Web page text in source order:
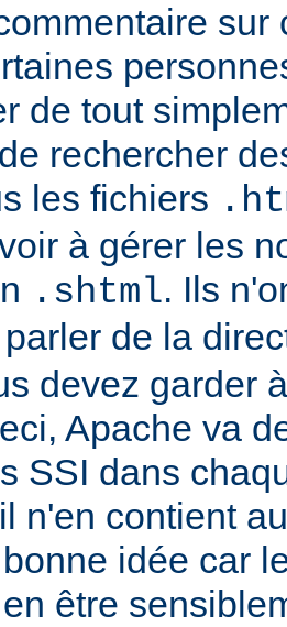
sur
de tout
rechercher
les fichiers
à gérer les
.shtml. Ils
de la
devez garder
Apache va
SSI dans
n'en contient
idée car
être